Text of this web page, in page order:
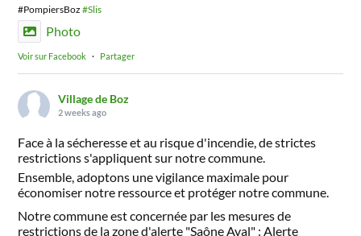
#PompiersBoz#Slis
Photo
Voir sur Facebook · Partager
Village de Boz
2 weeks ago
Face à la sécheresse et au risque d'incendie, de strictes
restrictions s'appliquent sur notre commune.
Ensemble, adoptons une vigilance maximale pour
économiser notre ressource et protéger notre commune.
Notre commune est concernée par les mesures de
restrictions de la zone d'alerte "Saône Aval" : Alerte